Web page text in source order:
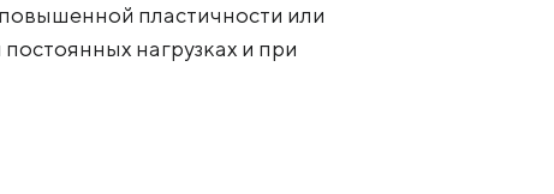
пластичности или
нагрузках и при